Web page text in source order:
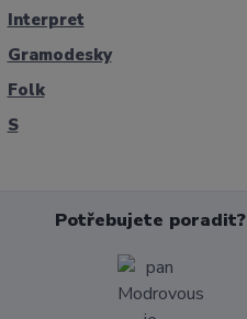
Interpret
Gramodesky
Folk
S
Potřebujete poradit?